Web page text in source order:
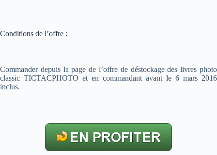
Conditions de l’offre :
Commander depuis la page de l’offre de déstockage des livres photo
classic TICTACPHOTO et en commandant avant le 6 mars 2016
inclus.